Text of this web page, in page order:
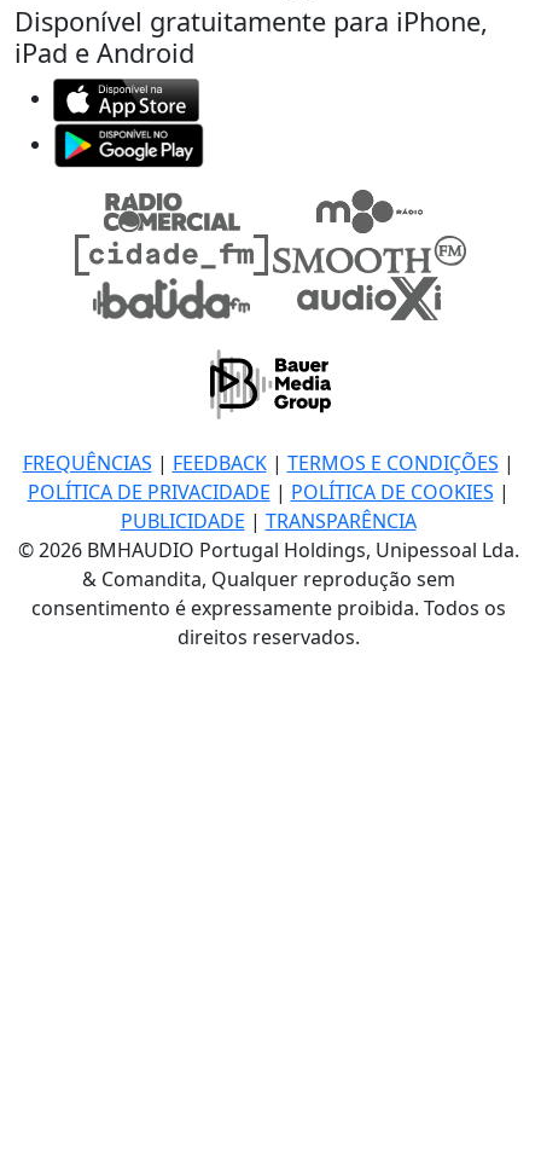
Disponível gratuitamente para iPhone,
iPad e Android
FREQUÊNCIAS | FEEDBACK| TERMOS E CONDIÇÕES |
POLÍTICA DE PRIVACIDADE | POLÍTICA DE COOKIES |
PUBLICIDADE | TRANSPARÊNCIA
© 2026 BMHAUDIO Portugal Holdings, Unipessoal Lda.
& Comandita, Qualquer reprodução sem
consentimento é expressamente proibida. Todos os
direitos reservados.